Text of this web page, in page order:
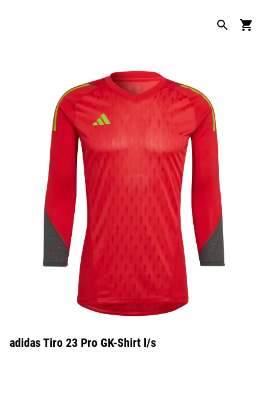
adidas Tiro 23 Pro GK-Shirt l/s